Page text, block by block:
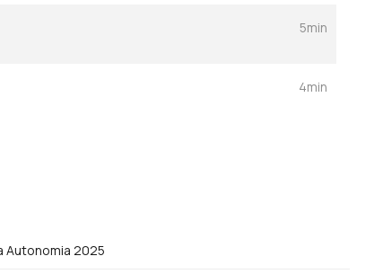
5min
4min
Autonomia 2025